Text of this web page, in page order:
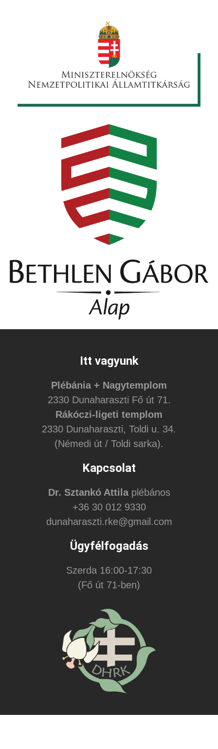
Itt vagyunk
Plébánia + Nagytemplom
2330 Dunaharaszti Fő út 71.
Rákóczi-ligeti templom
2330 Dunaharaszti, Toldi u. 34.
(Némedi út / Toldi sarka).
Kapcsolat
Dr. Sztankó Attilaplébános
+36 30 012 9330
dunaharaszti.rke@gmail.com
Ügyfélfogadás
Szerda 16:00-17:30
(Fő út 71-ben)